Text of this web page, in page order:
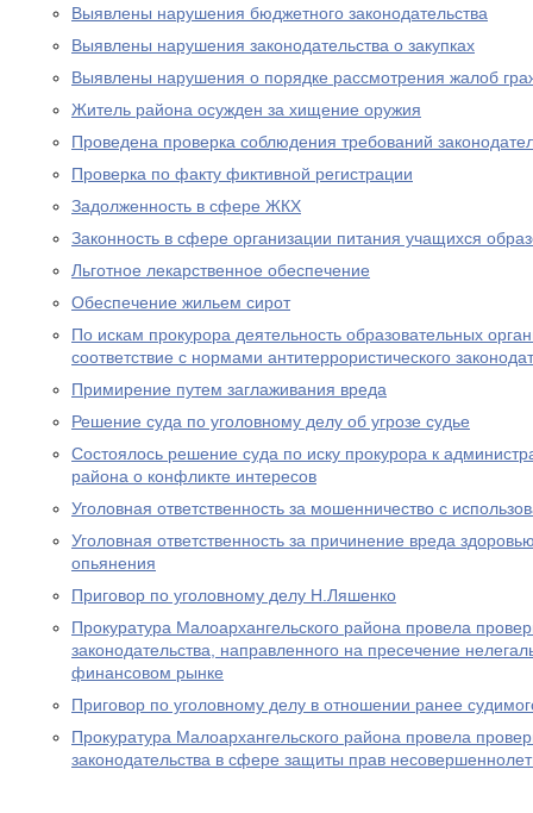
Выявлены нарушения бюджетного законодательства
Выявлены нарушения законодательства о закупках
Выявлены нарушения о порядке рассмотрения жалоб
Житель района осужден за хищение оружия
Проведена проверка соблюдения требований
Проверка по факту фиктивной регистрации
Задолженность в сфере ЖКХ
Законность в сфере организации питания учащихся
Льготное лекарственное обеспечение
Обеспечение жильем сирот
По искам прокурора деятельность образовательных
соответствие с нормами антитеррористического
Примирение путем заглаживания вреда
Решение суда по уголовному делу об угрозе судье
Состоялось решение суда по иску прокурора к
района о конфликте интересов
Уголовная ответственность за мошенничество с
Уголовная ответственность за причинение вреда
опьянения
Приговор по уголовному делу Н.Ляшенко
Прокуратура Малоархангельского района провела
законодательства, направленного на пресечение
финансовом рынке
Приговор по уголовному делу в отношении ранее
Прокуратура Малоархангельского района провела
законодательства в сфере защиты прав